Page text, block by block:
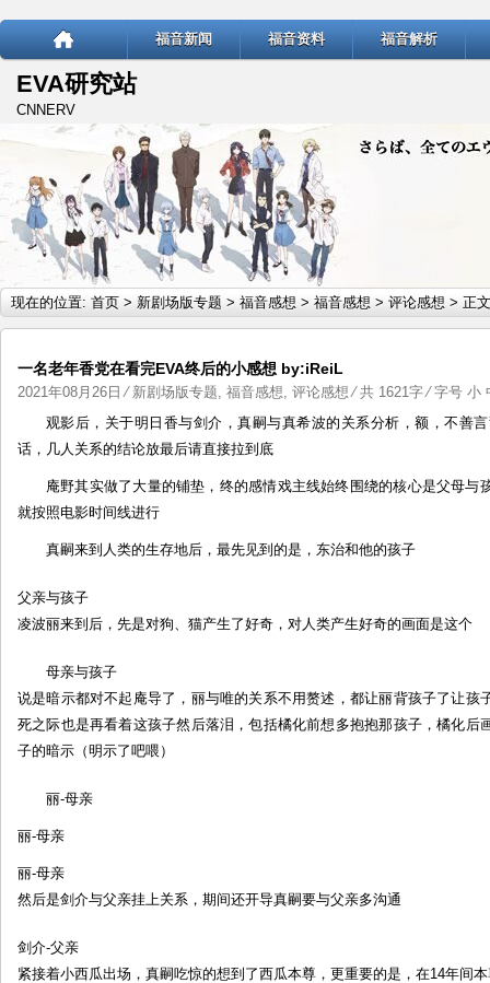
福音新闻 福音资料 福音解析
EVA研究站
CNNERV
现在的位置: 首页 > 新剧场版专题 > 福音感想 > 福音感想 > 评论感想 > 正文
一名老年香党在看完EVA终后的小感想 by:iReiL
2021年08月26日 ⁄ 新剧场版专题, 福音感想, 评论感想⁄ 共 1621字 ⁄ 字号 小
观影后，关于明日香与剑介，真嗣与真希波的关系分析，额，不善
话，几人关系的结论放最后请直接拉到底
庵野其实做了大量的铺垫，终的感情戏主线始终围绕的核心是父母与
就按照电影时间线进行
真嗣来到人类的生存地后，最先见到的是，东治和他的孩子
父亲与孩子
凌波丽来到后，先是对狗、猫产生了好奇，对人类产生好奇的画面是这个
母亲与孩子
说是暗示都对不起庵导了，丽与唯的关系不用赘述，都让丽背孩子了让孩
死之际也是再看着这孩子然后落泪，包括橘化前想多抱抱那孩子，橘化后
子的暗示（明示了吧喂）
丽-母亲
丽-母亲
丽-母亲
然后是剑介与父亲挂上关系，期间还开导真嗣要与父亲多沟通
剑介-父亲
紧接着小西瓜出场，真嗣吃惊的想到了西瓜本尊，更重要的是，在14年间